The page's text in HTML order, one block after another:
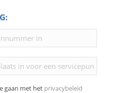
gaan met het privacybeleid